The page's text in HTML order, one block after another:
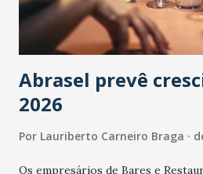
Abrasel prevê
2026
Por Lauriberto Carneiro Braga
Os empresários de Bares e